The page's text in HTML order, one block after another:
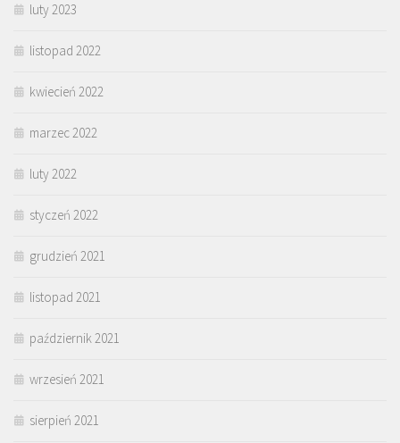
luty 2023
listopad 2022
kwiecień 2022
marzec 2022
luty 2022
styczeń 2022
grudzień 2021
listopad 2021
październik 2021
wrzesień 2021
sierpień 2021